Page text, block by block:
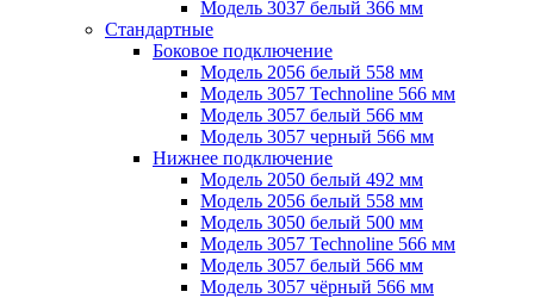
Модель 3037 белый 366 мм
Стандартные
Боковое подключение
Модель 2056 белый 558 мм
Модель 3057 Technoline 566 мм
Модель 3057 белый 566 мм
Модель 3057 черный 566 мм
Нижнее подключение
Модель 2050 белый 492 мм
Модель 2056 белый 558 мм
Модель 3050 белый 500 мм
Модель 3057 Technoline 566 мм
Модель 3057 белый 566 мм
Модель 3057 чёрный 566 мм